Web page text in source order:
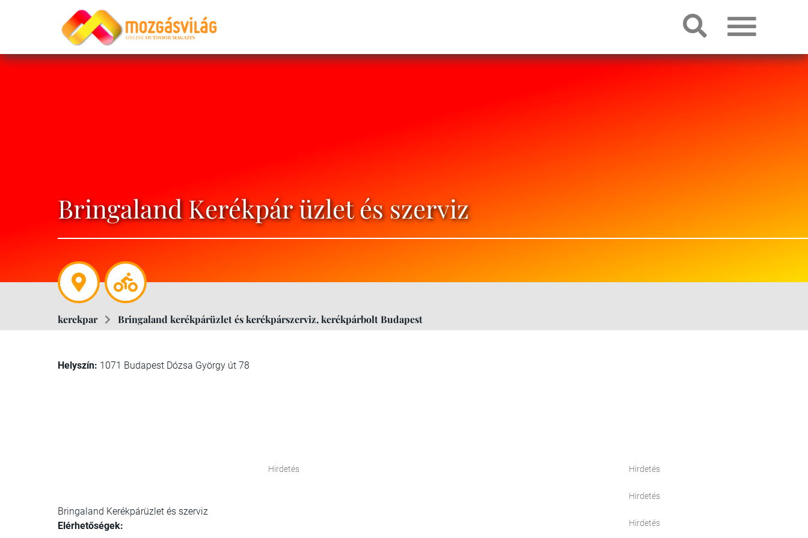
Bringaland Kerékpár üzlet és szerviz
kerekpar Bringaland kerékpárüzlet és kerékpárszerviz, kerékpárbolt Budapest
Helyszín: 1071 Budapest Dózsa György út 78
Hirdetés
Bringaland Kerékpárüzlet és szerviz
Elérhetőségek:
Hirdetés
Hirdetés
Hirdetés